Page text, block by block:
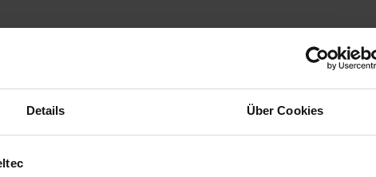
Details Über Cookies
L-Mount
Vollformat
13 Linsen in 8 Gruppen